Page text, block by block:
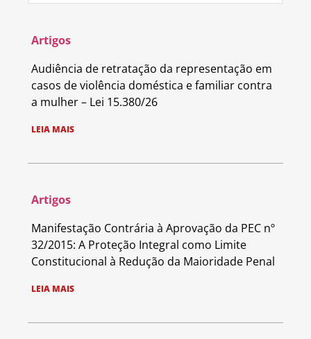
Artigos
Audiência de retratação da representação em
casos de violência doméstica e familiar contra
a mulher – Lei 15.380/26
LEIA MAIS
Artigos
Manifestação Contrária à Aprovação da PEC nº
32/2015: A Proteção Integral como Limite
Constitucional à Redução da Maioridade Penal
LEIA MAIS